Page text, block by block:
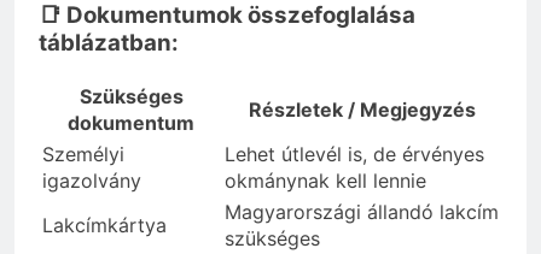
📑 Dokumentumok összefoglalása
táblázatban:
Szükséges
dokumentum
Részletek / Megjegyzés
Személyi
igazolvány
Lehet útlevél is, de érvényes
okmánynak kell lennie
Lakcímkártya
Magyarországi állandó lakcím
szükséges